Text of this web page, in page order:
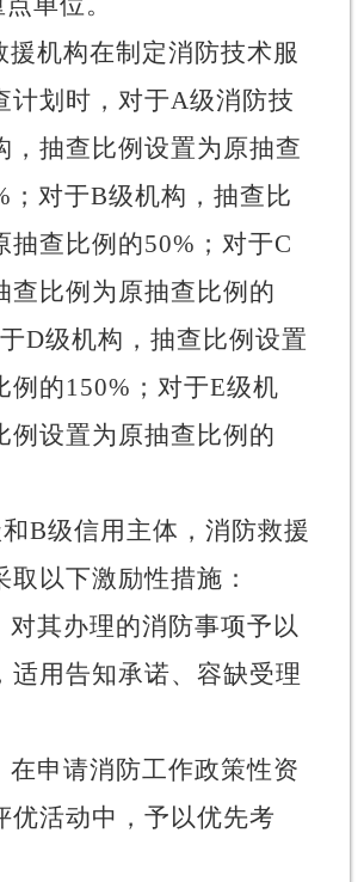
援机构在制定消防技术服
计划时，对于A级消防技
，抽查比例设置为原抽查
；对于B级机构，抽查比
抽查比例的50% ；对于C
查比例为原抽查比例的
D级机构，抽查比例设置
例的150% ；对于E级机
例设置为原抽查比例的
B级信用主体，消防救援
取以下激励性措施：
对其办理的消防事项予以
适用告知承诺、容缺受理
在申请消防工作政策性资
优活动中，予以优先考